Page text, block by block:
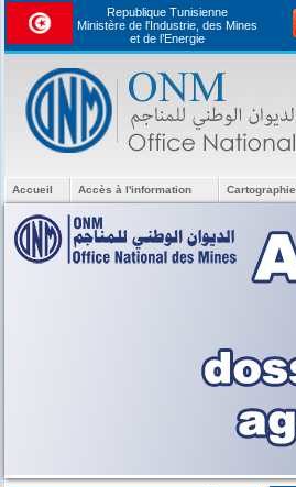
Republique Tunisienne
Ministère de l'Industrie, des Mines
et de l’Energie
Accueil Accès à l'information Cartographie